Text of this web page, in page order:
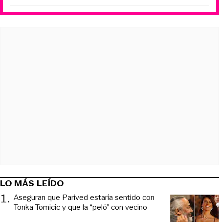
LO MÁS LEÍDO
1. Aseguran que Parived estaría sentido con
Tonka Tomicic y que la “peló” con vecino